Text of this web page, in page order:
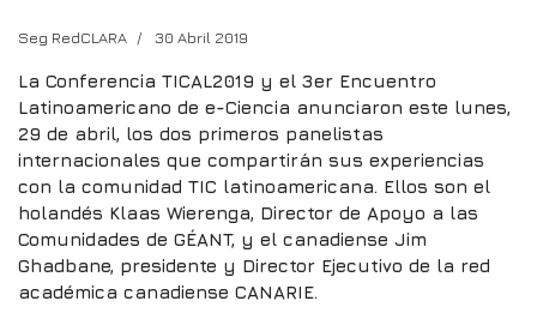
Seg RedCLARA 30 Abril 2019
La Conferencia TICAL2019 y el 3er Encuentro
Latinoamericano de e-Ciencia anunciaron este lunes,
29 de abril, los dos primeros panelistas
internacionales que compartirán sus experiencias
con la comunidad TIC latinoamericana. Ellos son el
holandés Klaas Wierenga, Director de Apoyo a las
Comunidades de GÉANT, y el canadiense Jim
Ghadbane, presidente y Director Ejecutivo de la red
académica canadiense CANARIE.